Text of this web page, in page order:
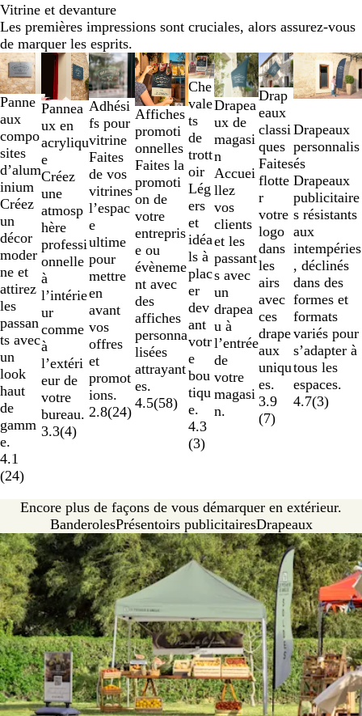
Vitrine et devanture
Les premières impressions sont cruciales, alors assurez-vous
de marquer les esprits.
Nouvelles options
Panne
aux
compo
sites
d’alum
inium
Créez
un
décor
moder
ne et
attirez
les
passan
ts avec
un
look
haut
de
gamm
e.
4.1
(24)
Nouvelles options
Pannea
ux en
acryliqu
e
Créez
une
atmosp
hère
professi
onnelle
à
l’intérie
ur
comme
à
l’extéri
eur de
votre
bureau.
3.3(4)
Nouvelles options
Adhési
fs pour
vitrine
Faites
de vos
vitrines
l’espac
e
ultime
pour
mettre
en
avant
vos
offres
et
promot
ions.
2.8(24)
Affiches
promoti
onnelles
Faites la
promoti
on de
votre
entrepris
e ou
évèneme
nt avec
des
affiches
personna
lisées
attrayant
es.
4.5(58)
Che
vale
ts
de
trott
oir
Lég
ers
et
idéa
ls à
plac
er
dev
ant
votr
e
bou
tiqu
e.
4.3
(3)
Drapea
ux de
magasi
n
Accuei
llez
vos
clients
et les
passant
s avec
un
drapea
u à
l’entrée
de
votre
magasi
n.
Nouvelles
Drap
eaux
classi
ques
Faites
flotte
r
votre
logo
dans
les
airs
avec
ces
drape
aux
uniqu
es.
3.9
(7)
Prix liste
Drapeaux
personnalis
és
Drapeaux
publicitaire
s résistants
aux
intempéries
, déclinés
dans des
formes et
formats
variés pour
s’adapter à
tous les
espaces.
4.7(3)
Diapositives
1
à
2
sur
8
Encore plus de façons de vous démarquer en extérieur.
BanderolesPrésentoirs publicitairesDrapeaux